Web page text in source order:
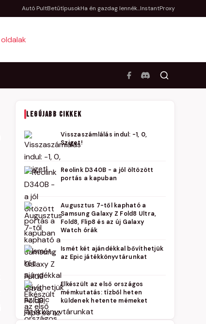
Autó PultBetűtípusokHa én gazdag lennék...InstantProxy
LEGÚJABB CIKKEK
Visszaszámlálás indul: -1, 0,
Sziget!
Reolink D340B - a jól öltözött
portás a kapuban
Augusztus 7-től kapható a
Samsung Galaxy Z Fold8 Ultra,
Fold8, Flip8 és az új Galaxy
Watch órák
Ismét két ajándékkal bővíthetjük
az Epic játékkönyvtárunkat
Elkészült az első országos
mémkutatás: tízből heten
küldenek hetente mémeket